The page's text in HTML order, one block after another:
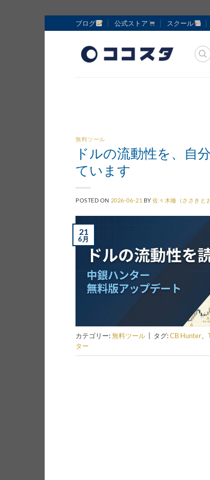
to
ブログ 公式ストア スクール
無料ツール
ドルの流動性を、自
ています
POSTED ON 2026-06-21 BY佐々木徹（ささきと
21
6月
カテゴリー:無料ツール タグ:CB Hunter
ター